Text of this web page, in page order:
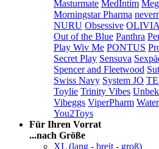
Masturmate MedIntim
Morningstar Pharma
NURU Obsessive OLIVIA
Out of the Blue Panthra
Play Wiv Me PONTUS
Secret Play Sensuva
Spencer and Fleetwood
Swiss Navy System JO
Toylie Trinity Vibes
Vibeggs ViperPharm
You2Toys
Für Ihren Vorrat
...nach Größe
XL (lang - breit - groß)